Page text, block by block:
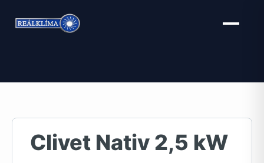
Clivet Nativ 2,5 kW